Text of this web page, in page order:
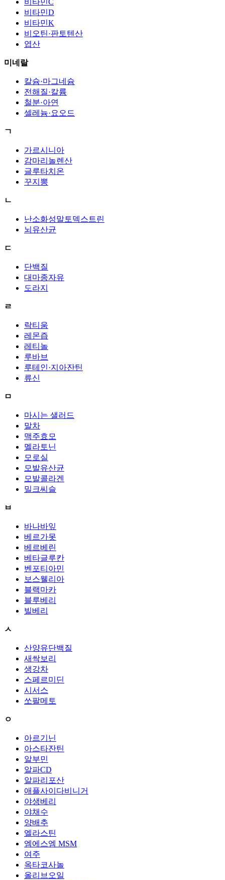
비타민D
비타민K
비오틴·판토텐산
엽산
미네랄
칼슘·마그네슘
전해질·칼륨
철분·아연
셀레늄·요오드
ㄱ
가르시니아
감마리놀렌산
글루타치온
꾸지뽕
ㄴ
난소화성말토덱스트린
뇌유산균
ㄷ
단백질
대마종자유
도라지
ㄹ
락티움
레몬즙
레티놀
루바브
루테인·지아잔틴
류신
ㅁ
마시는 샐러드
말차
맥주효모
멜라토닌
모로실
모발유산균
모발콜라겐
밀크씨슬
ㅂ
바나바잎
베르가못
베르베린
베타글루칸
벤포티아민
보스웰리아
블랙마카
블루베리
빌베리
ㅅ
산양유단백질
새싹보리
생강차
스페르미딘
시서스
쏘팔메토
ㅇ
아르기닌
아스타잔틴
알부민
알파CD
알파리포산
애플사이다비니거
야생베리
야채수
양배추
엘라스틴
엠에스엠 MSM
여주
옥타코사놀
올리브오일